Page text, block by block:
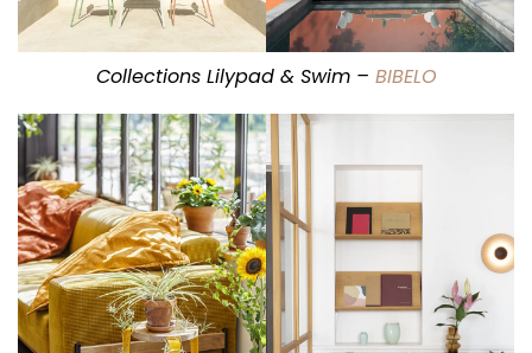
Collections Lilypad & Swim – BIBELO